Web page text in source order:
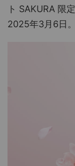
ト SAKURA 限
2025年3月6日。